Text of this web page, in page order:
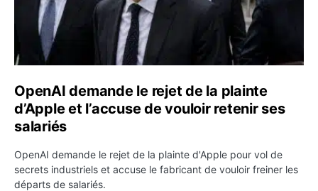
OpenAI demande le rejet de la plainte
d’Apple et l’accuse de vouloir retenir ses
salariés
OpenAI demande le rejet de la plainte d'Apple pour vol de
secrets industriels et accuse le fabricant de vouloir freiner les
départs de salariés.